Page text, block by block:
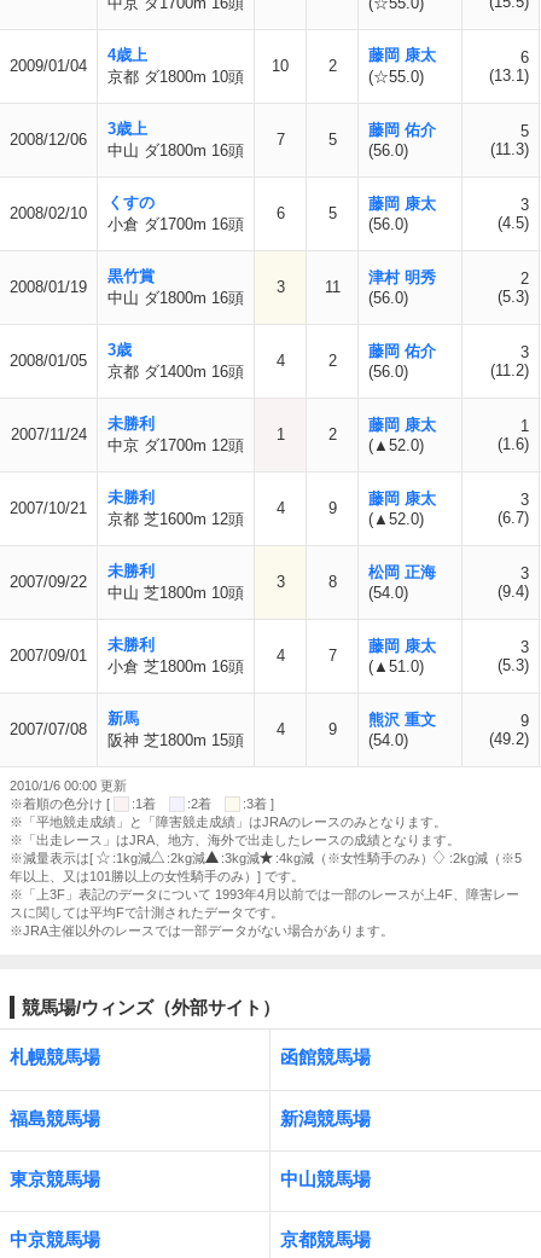
2009/01/04
4歳上
京都 ダ1800m 10頭
10 2
藤岡 康太
(☆55.0)
6
(13.1)
2008/12/06
3歳上
中山 ダ1800m 16頭
7 5
藤岡 佑介
(56.0)
5
(11.3)
2008/02/10
くすの
小倉 ダ1700m 16頭
6 5
藤岡 康太
(56.0)
3
(4.5)
2008/01/19
黒竹賞
中山 ダ1800m 16頭
3 11
津村 明秀
(56.0)
2
(5.3)
2008/01/05
3歳
京都 ダ1400m 16頭
4 2
藤岡 佑介
(56.0)
3
(11.2)
2007/11/24
未勝利
中京 ダ1700m 12頭
1 2
藤岡 康太
(▲52.0)
1
(1.6)
2007/10/21
未勝利
京都 芝1600m 12頭
4 9
藤岡 康太
(▲52.0)
3
(6.7)
2007/09/22
未勝利
中山 芝1800m 10頭
3 8
松岡 正海
(54.0)
3
(9.4)
2007/09/01
未勝利
小倉 芝1800m 16頭
4 7
藤岡 康太
(▲51.0)
3
(5.3)
2007/07/08
新馬
阪神 芝1800m 15頭
4 9
熊沢 重文
(54.0)
9
(49.2)
2010/1/6 00:00 更新
※着順の色分け [
:1着 :2着
:3着 ]
※「平地競走成績」と「障害競走成績」はJRAのレースのみとなります。
※「出走レース」はJRA、地方、海外で出走したレースの成績となります。
※減量表示は[
:1kg減 :2kg減 :3kg減 :4kg減（※女性騎手のみ）
:2kg減（※5
年以上、又は101勝以上の女性騎手のみ）] です。
※「上3F」表記のデータについて 1993年4月以前では一部のレースが上4F、障害レー
スに関しては平均Fで計測されたデータです。
※JRA主催以外のレースでは一部データがない場合があります。
競馬場/ウィンズ（外部サイト）
札幌競馬場 函館競馬場
福島競馬場 新潟競馬場
東京競馬場 中山競馬場
中京競馬場 京都競馬場